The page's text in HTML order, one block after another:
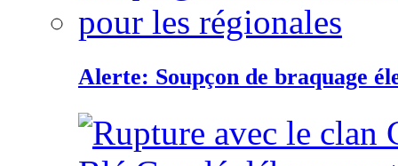
Alerte: Soupçon de braquage